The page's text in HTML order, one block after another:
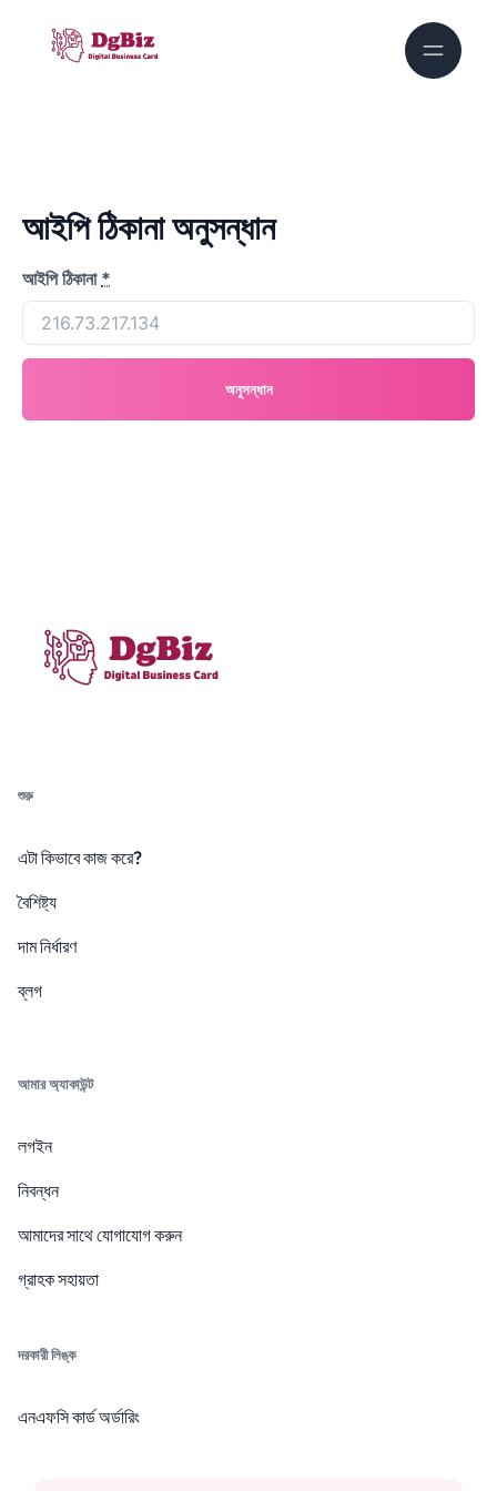
আইপি ঠিকানা অনুসন্ধান
আইপি ঠিকানা *
অনুসন্ধান
শুরু
এটা কিভাবে কাজ করে?
বৈশিষ্ট্য
দাম নির্ধারণ
ব্লগ
আমার অ্যাকাউন্ট
লগইন
নিবন্ধন
আমাদের সাথে যোগাযোগ করুন
গ্রাহক সহায়তা
দরকারী লিঙ্ক
এনএফসি কার্ড অর্ডারিং